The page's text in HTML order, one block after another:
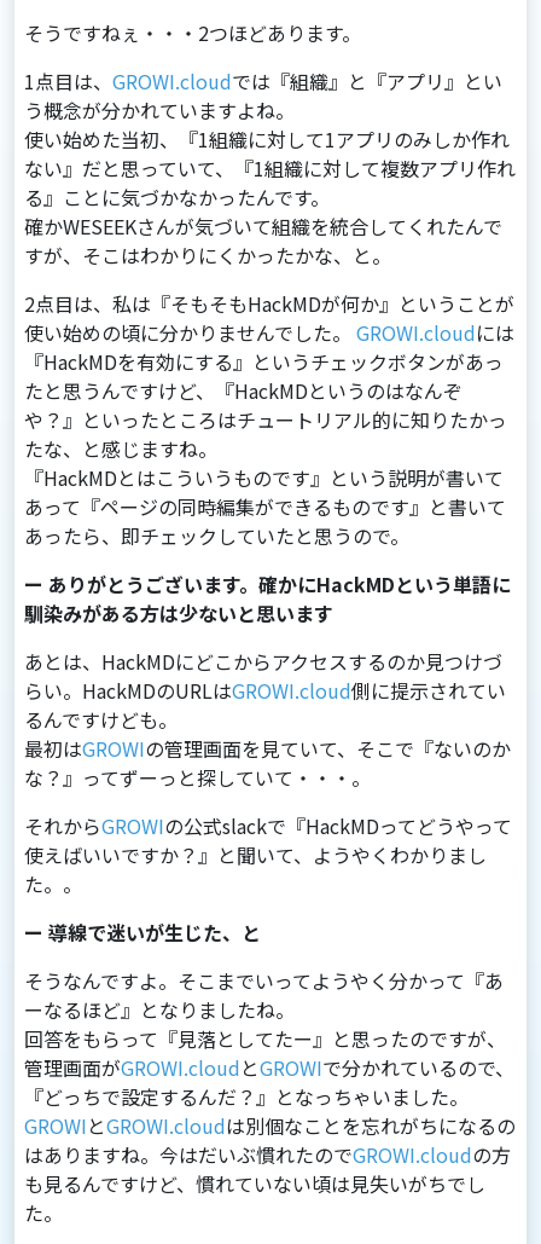
そうですねぇ・・・2つほどあります。
1点⽬は、 GROWI.cloudでは『組織』と『アプリ』とい
う概念が分かれていますよね。
使い始めた当初、『1組織に対して1アプリのみしか作れ
ない』だと思っていて、『1組織に対して複数アプリ作れ
る』ことに気づかなかったんです。
確かWESEEKさんが気づいて組織を統合してくれたんで
すが、そこはわかりにくかったかな、と。
2点⽬は、私は『そもそもHackMDが何か』ということが
使い始めの頃に分かりませんでした。 GROWI.cloudには
『HackMDを有効にする』というチェックボタンがあっ
たと思うんですけど、『HackMDというのはなんぞ
や？』といったところはチュートリアル的に知りたかっ
たな、と感じますね。
『HackMDとはこういうものです』という説明が書いて
あって『ページの同時編集ができるものです』と書いて
あったら、即チェックしていたと思うので。
ー ありがとうございます。確かにHackMDという単語に
馴染みがある方は少ないと思います
あとは、HackMDにどこからアクセスするのか⾒つけづ
らい。HackMDのURLはGROWI.cloud側に提⽰されてい
るんですけども。
最初はGROWIの管理画⾯を⾒ていて、そこで『ないのか
な？』ってずーっと探していて・・・。
それからGROWIの公式slackで『HackMDってどうやって
使えばいいですか？』と聞いて、ようやくわかりまし
た。。
ー 導線で迷いが生じた、と
そうなんですよ。そこまでいってようやく分かって『あ
ーなるほど』となりましたね。
回答をもらって『⾒落としてたー』と思ったのですが、
管理画⾯がGROWI.cloudとGROWIで分かれているので、
『どっちで設定するんだ？』となっちゃいました。
GROWIとGROWI.cloudは別個なことを忘れがちになるの
はありますね。今はだいぶ慣れたのでGROWI.cloudの⽅
も⾒るんですけど、慣れていない頃は⾒失いがちでし
た。